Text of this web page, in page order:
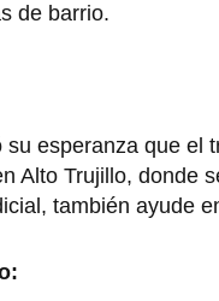
de barrio.
esperanza que
Alto Trujillo, donde
también ayude